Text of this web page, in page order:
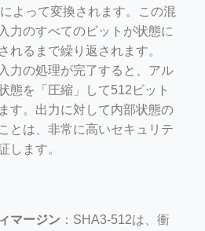
よって変換されます。この混
力のすべてのビットが状態に
れるまで繰り返されます。
力の処理が完了すると、アル
態を「圧縮」して512ビット
す。出力に対して内部状態の
とは、非常に高いセキュリテ
します。
マージン ：SHA3-512は、衝